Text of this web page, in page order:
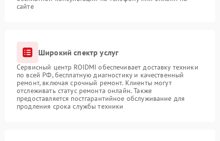
сайте
Широкий спектр услуг
Сервисный центр ROIDMI обеспечивает доставку техники
по всей РФ, бесплатную диагностику и качественный
ремонт, включая срочный ремонт. Клиенты могут
отслеживать статус ремонта онлайн. Также
предоставляется постгарантийное обслуживание для
продления срока службы техники